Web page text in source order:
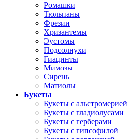
Ромашки
Тюльпаны
Фрезии
Хризантемы
Эустомы
Подсолнухи
Гиацинты
Мимозы
Сирень
Матиолы
Букеты
Букеты с альстромерией
Букеты с гладиолусами
Букеты с герберами
Букеты с гипсофилой